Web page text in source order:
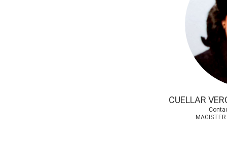
CUELLAR